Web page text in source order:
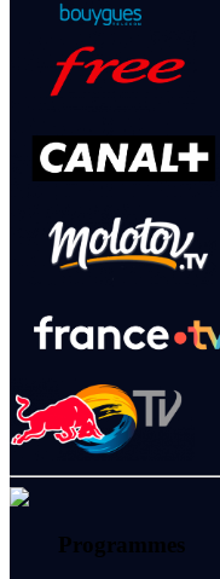
Programmes